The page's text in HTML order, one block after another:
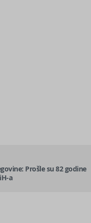
Prošle su 82 godine
a